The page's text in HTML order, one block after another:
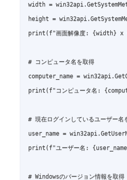
width =
height =
print(f"画面解像度: {width}
# コンピュータ名を取得
computer_name =
print(f"コンピュータ名:
# 現在ログインしているユーザー名
user_name =
print(f"ユーザー名:
# Windowsのバージョン情報を取